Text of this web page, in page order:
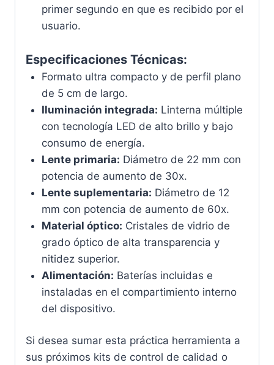
primer segundo en que es recibido por el
usuario.
Especificaciones Técnicas:
Formato ultra compacto y de perfil plano
de 5 cm de largo.
Iluminación integrada: Linterna múltiple
con tecnología LED de alto brillo y bajo
consumo de energía.
Lente primaria: Diámetro de 22 mm con
potencia de aumento de 30x.
Lente suplementaria: Diámetro de 12
mm con potencia de aumento de 60x.
Material óptico: Cristales de vidrio de
grado óptico de alta transparencia y
nitidez superior.
Alimentación: Baterías incluidas e
instaladas en el compartimiento interno
del dispositivo.
Si desea sumar esta práctica herramienta a
sus próximos kits de control de calidad o